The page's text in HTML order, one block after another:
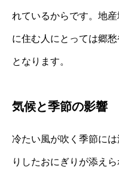
れているからです。地
に住む人にとっては郷
となります。
気候と季節の影響
冷たい風が吹く季節に
りしたおにぎりが添え